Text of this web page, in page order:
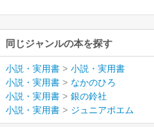
同じジャンルの本を探す
小説・実用書 > 小説・実用書
小説・実用書 > なかのひろ
小説・実用書 > 銀の鈴社
小説・実用書 > ジュニアポエム